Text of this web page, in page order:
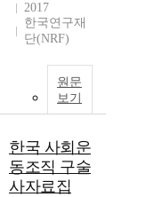
2017
한국연구재
단(NRF)
원문
보기
한국 사회운
동조직 구술
사자료집